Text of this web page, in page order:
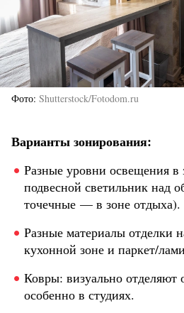
Фото Shutterstock/Fotodom.ru
Варианты зонирования:
Разные уровни освещения в
подвесной светильник над
точечные — в зоне отдыха).
Разные материалы отделки
кухонной зоне и паркет/
Ковры: визуально отделяют
особенно в студиях.